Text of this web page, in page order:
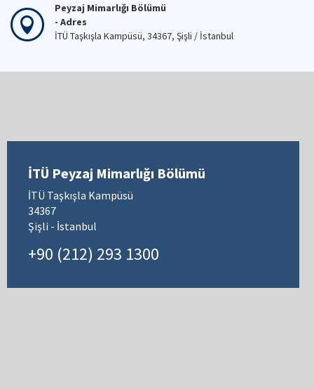
Peyzaj Mimarlığı Bölümü
- Adres
İTÜ Taşkışla Kampüsü, 34367, Şişli / İstanbul
İTÜ Peyzaj Mimarlığı Bölümü
İTÜ Taşkışla Kampüsü
34367
Şişli - İstanbul
+90 (212) 293 1300